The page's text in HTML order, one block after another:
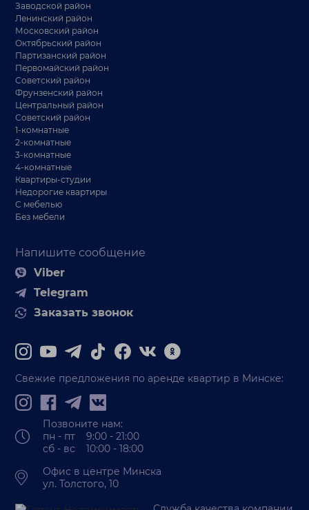
Напишите сообщение
Viber
Telegram
Заказать звонок
Заводской район
Ленинский район
Московский район
Октябрьский район
Партизанский район
Первомайский район
Советский район
Фрунзенский район
Центральный район
Советский район
1-комнатные
2-комнатные
3-комнатные
4-комнатные
Квартиры-студии
Недорогие квартиры
С мебелью
Без мебели
Свежие предложения по аренде квартир в Минске:
Позвоните нам:
пн - пт 9:00 - 21:00
сб - вс 10:00 - 18:00
Офис в центре Минска
ул. Толстого, 10